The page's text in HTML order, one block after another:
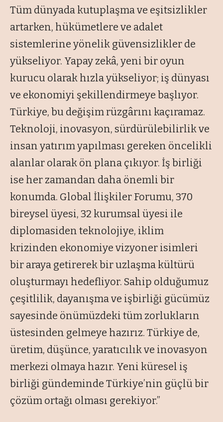
Tüm dünyada kutuplaşma ve eşitsizlikler
artarken, hükümetlere ve adalet
sistemlerine yönelik güvensizlikler de
yükseliyor. Yapay zekâ, yeni bir oyun
kurucu olarak hızla yükseliyor; iş dünyası
ve ekonomiyi şekillendirmeye başlıyor.
Türkiye, bu değişim rüzgârını kaçıramaz.
Teknoloji, inovasyon, sürdürülebilirlik ve
insan yatırım yapılması gereken öncelikli
alanlar olarak ön plana çıkıyor. İş birliği
ise her zamandan daha önemli bir
konumda. Global İlişkiler Forumu, 370
bireysel üyesi, 32 kurumsal üyesi ile
diplomasiden teknolojiye, iklim
krizinden ekonomiye vizyoner isimleri
bir araya getirerek bir uzlaşma kültürü
oluşturmayı hedefliyor. Sahip olduğumuz
çeşitlilik, dayanışma ve işbirliği gücümüz
sayesinde önümüzdeki tüm zorlukların
üstesinden gelmeye hazırız. Türkiye de,
üretim, düşünce, yaratıcılık ve inovasyon
merkezi olmaya hazır. Yeni küresel iş
birliği gündeminde Türkiye’nin güçlü bir
çözüm ortağı olması gerekiyor.”